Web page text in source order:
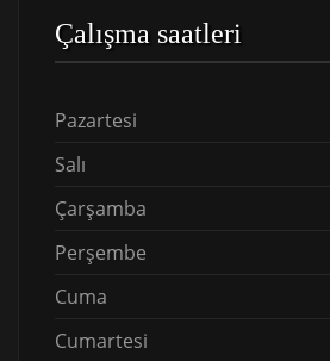
Çalışma saatleri
Pazartesi
Salı
Çarşamba
Perşembe
Cuma
Cumartesi